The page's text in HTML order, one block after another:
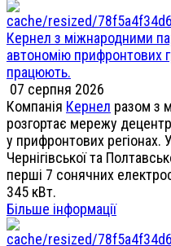
Кернел з міжнародними
автономію прифронтових
працюють.
07 серпня 2026
Компанія Кернел разом з
розгортає мережу
у прифронтових регіонах.
Чернігівської та
перші 7 сонячних
345 кВт.
Більше інформації